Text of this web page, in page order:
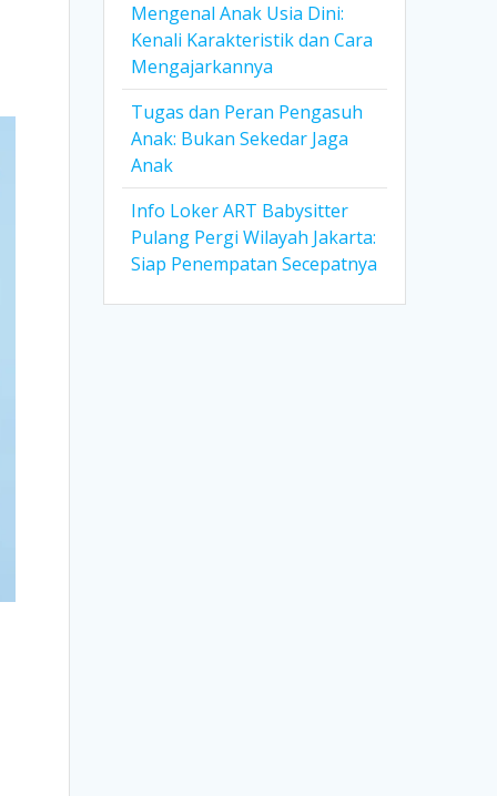
Mengenal Anak Usia Dini:
Kenali Karakteristik dan Cara
Mengajarkannya
Tugas dan Peran Pengasuh
Anak: Bukan Sekedar Jaga
Anak
Info Loker ART Babysitter
Pulang Pergi Wilayah Jakarta:
Siap Penempatan Secepatnya